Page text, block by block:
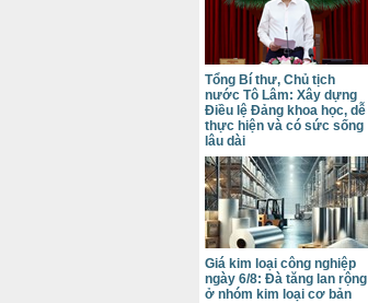
Tổng Bí thư, Chủ tịch
nước Tô Lâm: Xây dựng
Điều lệ Đảng khoa học, dễ
thực hiện và có sức sống
lâu dài
Giá kim loại công nghiệp
ngày 6/8: Đà tăng lan rộng
ở nhóm kim loại cơ bản